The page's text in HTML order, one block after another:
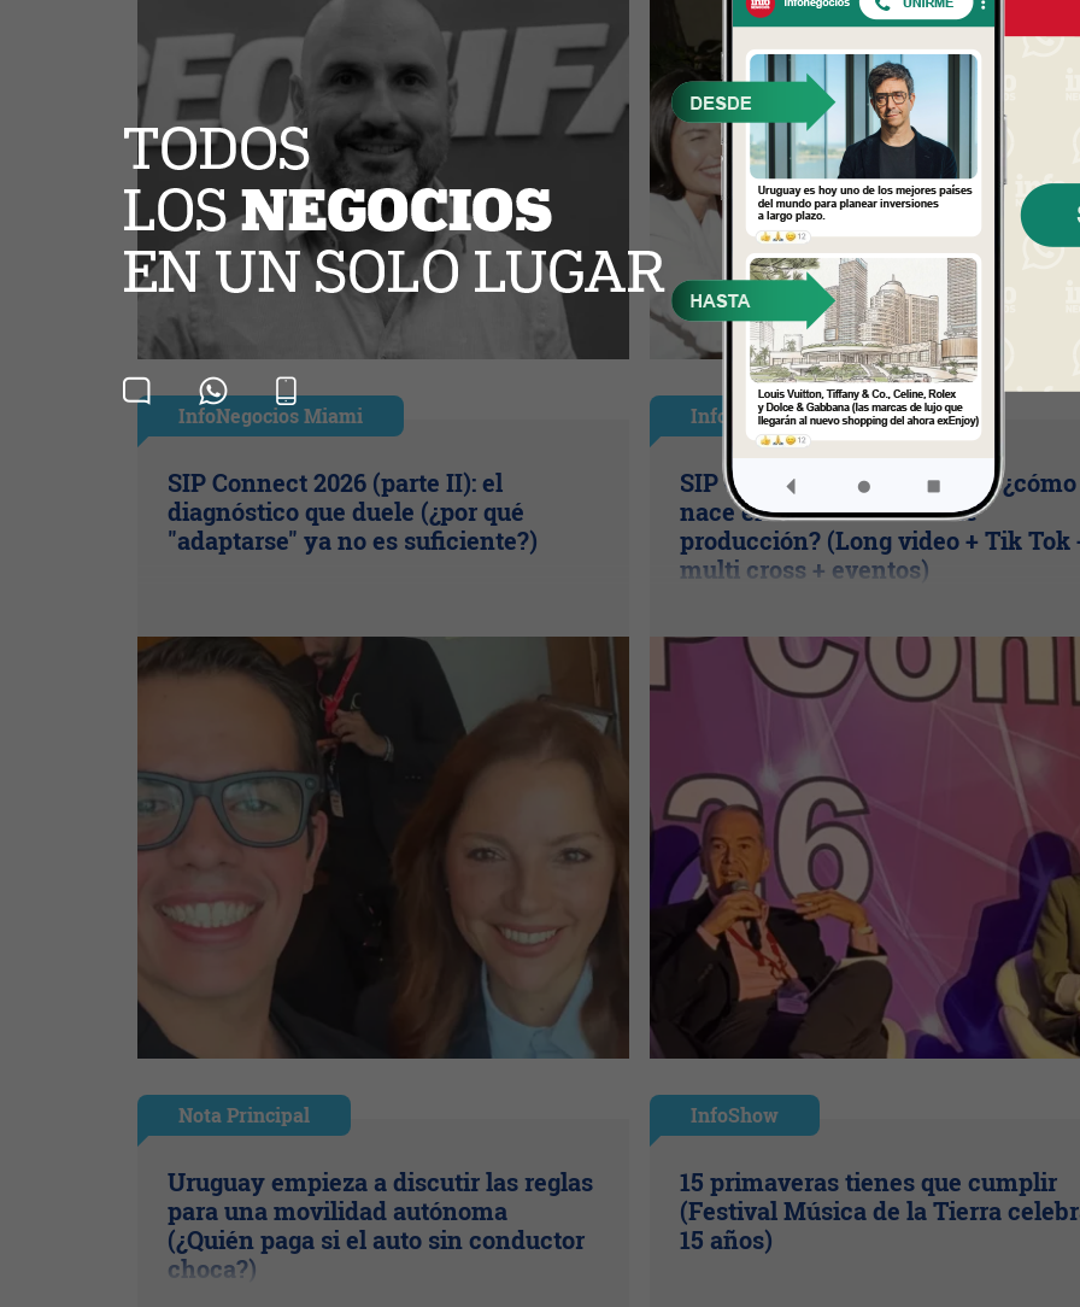
InfoNegocios Miami
SIP Connect 2026 (parte II): el
diagnóstico que duele (¿por qué
"adaptarse" ya no es suficiente?)
InfoNegocios Miami
SIP Connect 2026 (parte III): ¿cómo
nace el nuevo estándar de
producción? (Long video + Tik Tok
multi cross + eventos)
Nota Principal
Uruguay empieza a discutir las reglas
para una movilidad autónoma
(¿Quién paga si el auto sin conductor
choca?)
InfoShow
15 primaveras tienes que cumplir
(Festival Música de la Tierra
15 años)